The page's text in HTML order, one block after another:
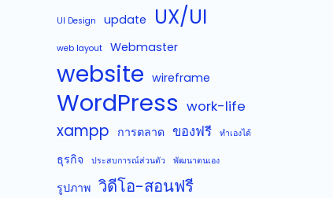
UI Design update UX/UI
web layout Webmaster
website wireframe
WordPress work-life
xampp การตลาด ของฟรี ทำเองได้
ธุรกิจ ประสบการณ์ส่วนตัว พัฒนาตนเอง
รูปภาพ วิดีโอ-สอนฟรี